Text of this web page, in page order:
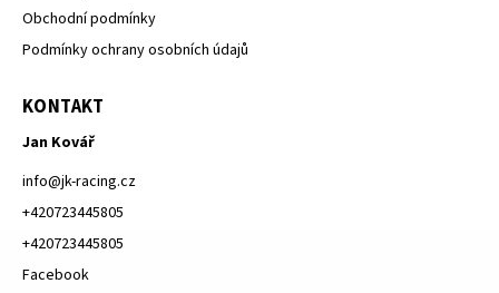
Obchodní podmínky
Podmínky ochrany osobních údajů
KONTAKT
Jan Kovář
info@jk-racing.cz
+420723445805
+420723445805
Facebook